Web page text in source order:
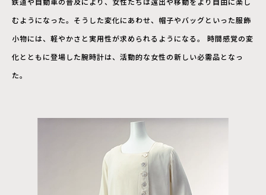
むようになった。そうした変化にあわせ、帽子やバッグといった服飾
小物には、軽やかさと実用性が求められるようになる。 時間感覚の変
化とともに登場した腕時計は、活動的な女性の新しい必需品となっ
た。